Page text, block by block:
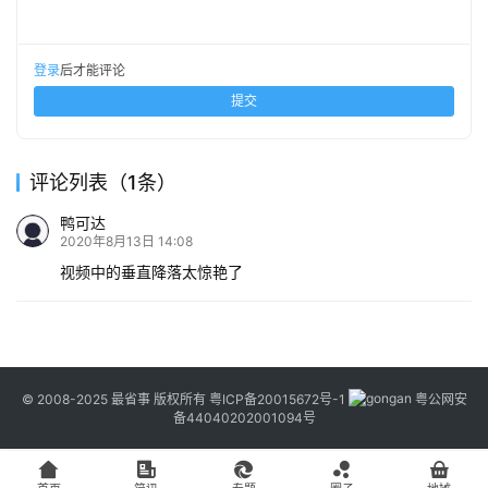
登录后才能评论
提交
评论列表（1条）
鸭可达
2020年8月13日 14:08
视频中的垂直降落太惊艳了
© 2008-2025 最省事 版权所有 粤ICP备20015672号-1
粤公网安
备44040202001094号